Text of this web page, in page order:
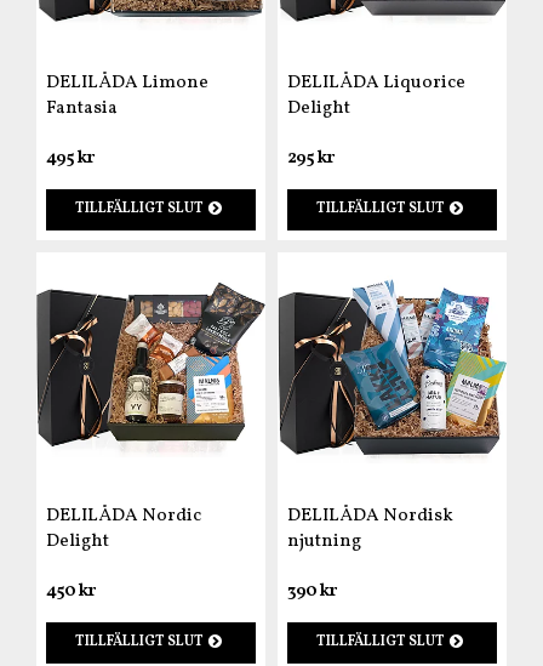
DELILÅDA Limone
Fantasia
495 kr
TILLFÄLLIGT SLUT
DELILÅDA Liquorice
Delight
295 kr
TILLFÄLLIGT SLUT
DELILÅDA Nordic
Delight
450 kr
TILLFÄLLIGT SLUT
DELILÅDA Nordisk
njutning
390 kr
TILLFÄLLIGT SLUT